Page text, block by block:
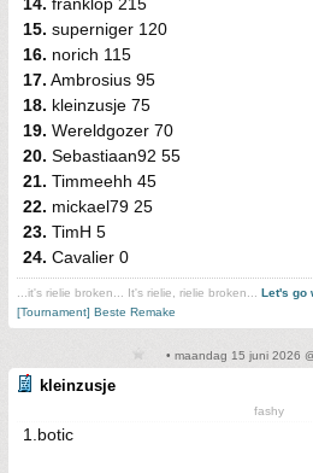
15. superniger 120
16. norich 115
17. Ambrosius 95
18. kleinzusje 75
19. Wereldgozer 70
20. Sebastiaan92 55
21. Timmeehh 45
22. mickael79 25
23. TimH 5
24. Cavalier 0
...it's rielie broken... It's rielie, rielie broken... Let's go
[Tournament] Beste Remake
• maandag 15 juni 2026
kleinzusje
fashy
1.botic